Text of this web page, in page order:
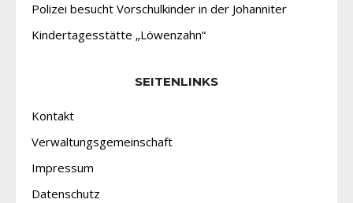
Polizei besucht Vorschulkinder in der Johanniter
Kindertagesstätte „Löwenzahn“
SEITENLINKS
Kontakt
Verwaltungsgemeinschaft
Impressum
Datenschutz